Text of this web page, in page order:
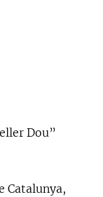
Dou”
Catalunya,